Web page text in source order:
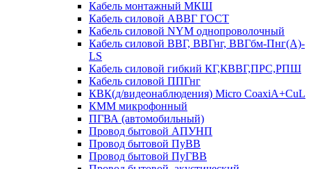
Кабель монтажный МКШ
Кабель силовой АВВГ ГОСТ
Кабель силовой NYM однопроволочный
Кабель силовой ВВГ, ВВГнг, ВВГбм-Пнг(А)-
LS
Кабель силовой гибкий КГ,КВВГ,ПРС,РПШ
Кабель силовой ППГнг
КВК(д/видеонаблюдения) Micro CoaxiA+CuL
КММ микрофонный
ПГВА (автомобильный)
Провод бытовой АПУНП
Провод бытовой ПуВВ
Провод бытовой ПуГВВ